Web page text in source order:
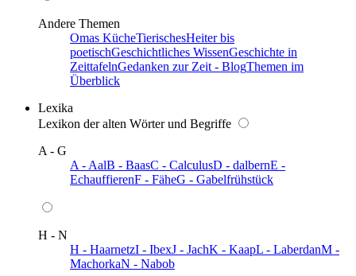
Andere Themen
Omas KücheTierischesHeiter bis
poetischGeschichtliches WissenGeschichte in
ZeittafelnGedanken zur Zeit - BlogThemen im
Überblick
Lexika
Lexikon der alten Wörter und Begriffe
A - G
A - AalB - BaasC - CalculusD - dalbernE -
EchauffierenF - FäheG - Gabelfrühstück
H - N
H - HaarnetzI - IbexJ - JachK - KaapL - LaberdanM -
MachorkaN - Nabob